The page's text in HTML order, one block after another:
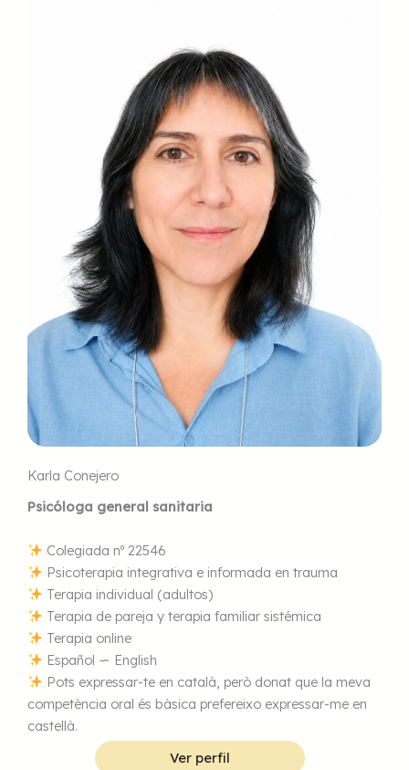
Karla Conejero
Psicóloga general sanitaria
Colegiada nº 22546
Psicoterapia integrativa e informada en trauma
Terapia individual (adultos)
Terapia de pareja y terapia familiar sistémica
Terapia online
Español ∽ English
Pots expressar-te en català, però donat que la meva
competència oral és bàsica prefereixo expressar-me en
castellà.
Ver perfil